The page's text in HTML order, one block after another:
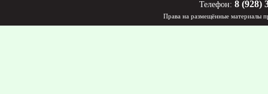
Телефон: 8 (928)
Права на размещённые материалы